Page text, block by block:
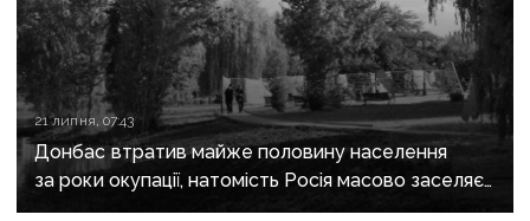
21 липня, 07:43
Донбас втратив майже половину населення
за роки окупації, натомість Росія масово заселяє
регіон своїми громадянами — ГУР